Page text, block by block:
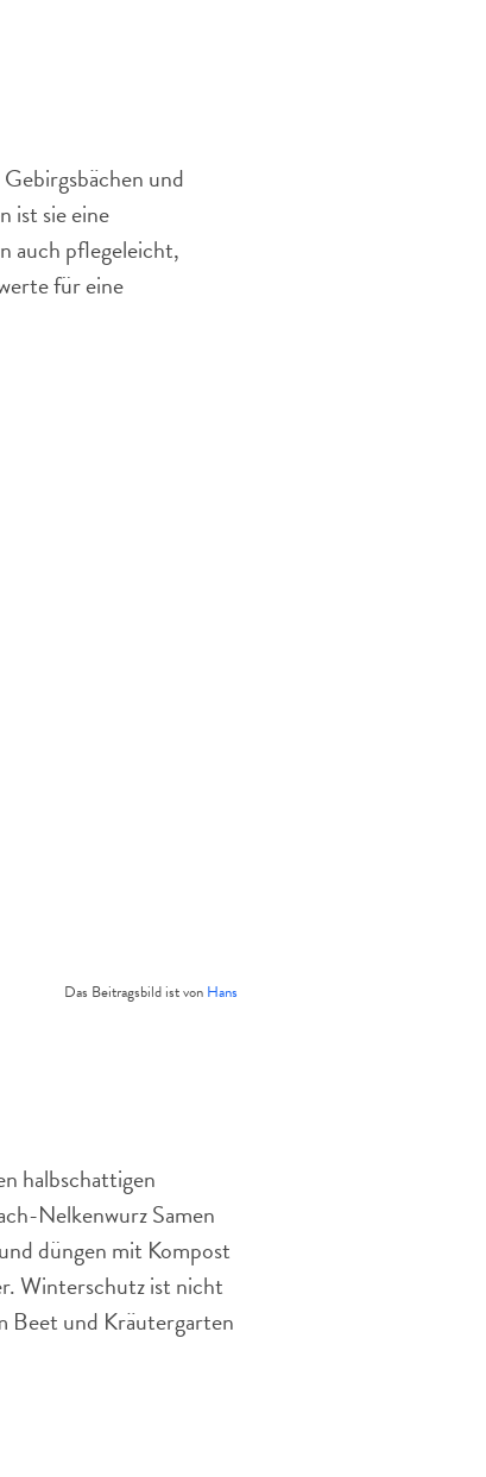
und
ist sie eine
auch pflegeleicht,
für eine
Das Beitragsbild ist von Hans
halbschattigen
Nelkenwurz Samen
düngen mit Kompost
Winterschutz ist nicht
Beet und Kräutergarten